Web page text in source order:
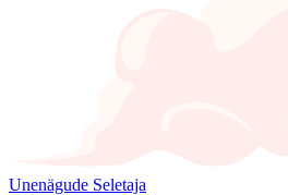
Unenägude Seletaja